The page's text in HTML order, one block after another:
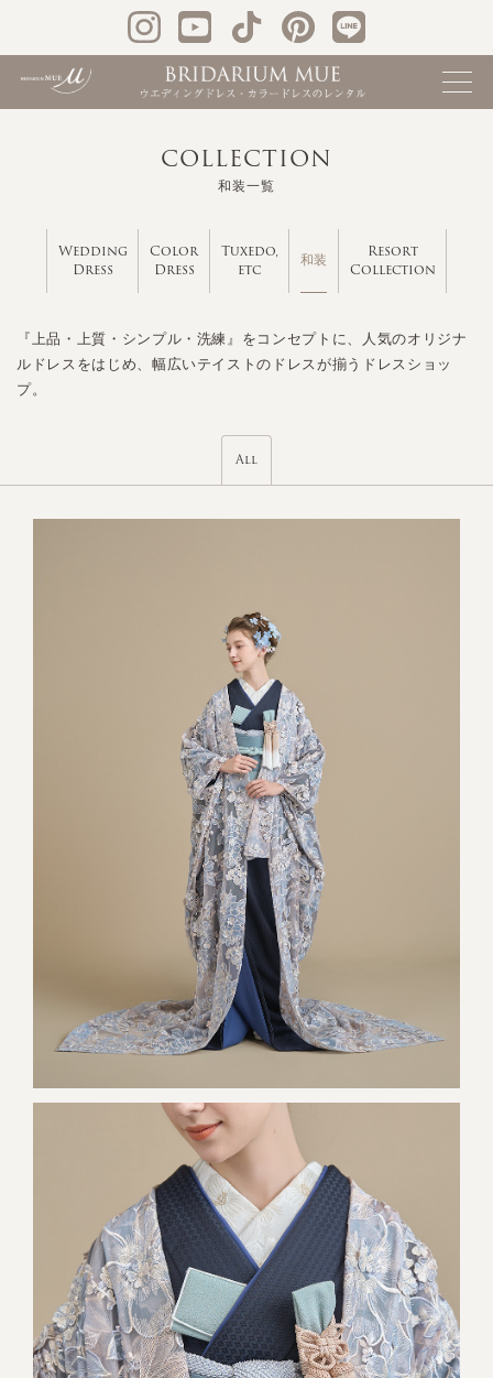
COLLECTION
和装一覧
Wedding
Dress
Color
Dress
Tuxedo,
etc
和装
Resort
Collection
『上品・上質・シンプル・洗練』をコンセプトに、人気のオリジナ
ルドレスをはじめ、幅広いテイストのドレスが揃うドレスショッ
プ。
All